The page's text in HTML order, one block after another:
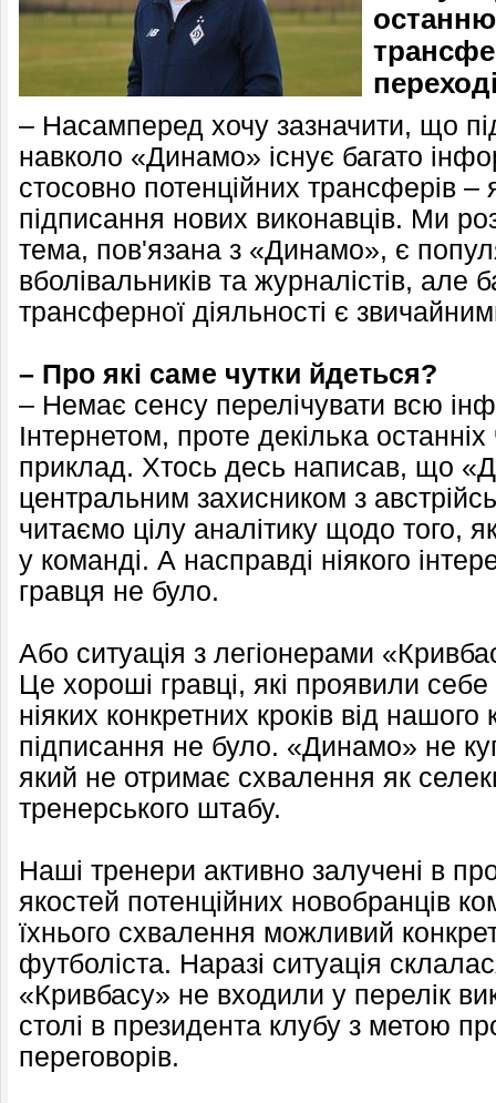
– Насамперед хочу зазначити, що
навколо «Динамо» існує багато
стосовно потенційних трансферів –
підписання нових виконавців. Ми
тема, пов'язана з «Динамо», є
вболівальників та журналістів, але
трансферної діяльності є
– Про які саме чутки йдеться?
– Немає сенсу перелічувати всю
Інтернетом, проте декілька
приклад. Хтось десь написав, що
центральним захисником з
читаємо цілу аналітику щодо того,
у команді. А насправді ніякого
гравця не було.
Або ситуація з легіонерами
Це хороші гравці, які проявили
ніяких конкретних кроків від
підписання не було. «Динамо» не
який не отримає схвалення як
тренерського штабу.
Наші тренери активно залучені в
якостей потенційних новобранців
їхнього схвалення можливий
футболіста. Наразі ситуація
«Кривбасу» не входили у перелік
столі в президента клубу з метою
переговорів.